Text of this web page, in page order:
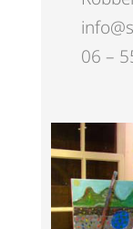
06 –